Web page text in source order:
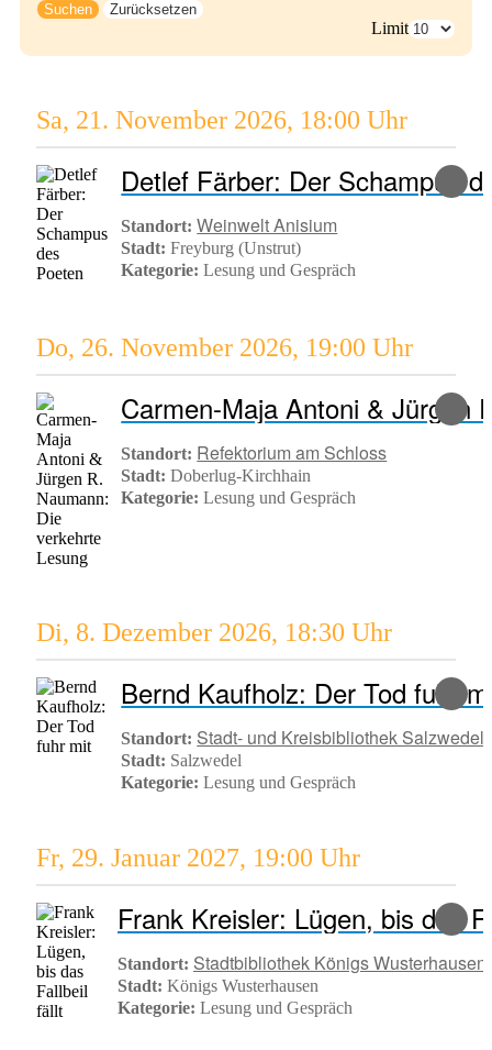
Suchen Zurücksetzen
Limit
Sa, 21. November 2026, 18:00 Uhr
Detlef Färber: Der Schampus
Standort: Weinwelt Anisium
Stadt: Freyburg (Unstrut)
Kategorie: Lesung und Gespräch
Do, 26. November 2026, 19:00 Uhr
Standort: Refektorium am Schloss
Stadt: Doberlug-Kirchhain
Kategorie: Lesung und Gespräch
Di, 8. Dezember 2026, 18:30 Uhr
Bernd Kaufholz: Der Tod fuhr
Standort: Stadt- und Kreisbibliothek Salzwedel
Stadt: Salzwedel
Kategorie: Lesung und Gespräch
Fr, 29. Januar 2027, 19:00 Uhr
Frank Kreisler: Lügen, bis das
Standort: Stadtbibliothek Königs Wusterhausen
Stadt: Königs Wusterhausen
Kategorie: Lesung und Gespräch